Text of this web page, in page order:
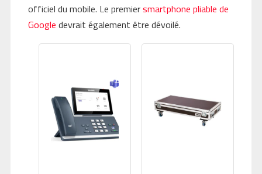
officiel du mobile. Le premiersmartphone pliable de
Google devrait également être dévoilé.